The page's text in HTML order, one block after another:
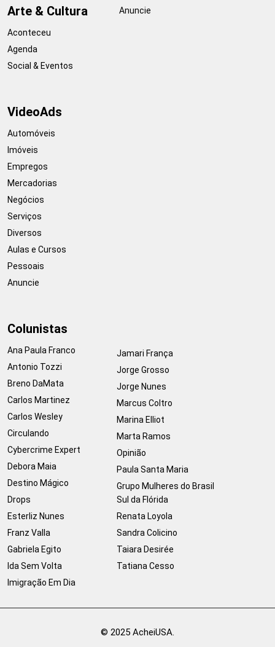
Arte & Cultura
Aconteceu
Agenda
Social & Eventos
Anuncie
VideoAds
Automóveis
Imóveis
Empregos
Mercadorias
Negócios
Serviços
Diversos
Aulas e Cursos
Pessoais
Anuncie
Colunistas
Ana Paula Franco
Antonio Tozzi
Breno DaMata
Carlos Martinez
Carlos Wesley
Circulando
Cybercrime Expert
Debora Maia
Destino Mágico
Drops
Esterliz Nunes
Franz Valla
Gabriela Egito
Ida Sem Volta
Imigração Em Dia
Jamari França
Jorge Grosso
Jorge Nunes
Marcus Coltro
Marina Elliot
Marta Ramos
Opinião
Paula Santa Maria
Grupo Mulheres do Brasil
Sul da Flórida
Renata Loyola
Sandra Colicino
Taiara Desirée
Tatiana Cesso
© 2025 AcheiUSA.